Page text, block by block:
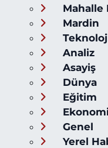
Mahalle
Mardin
Analiz
Asayiş
Dünya
Eğitim
Ekonomi
Genel
Yerel